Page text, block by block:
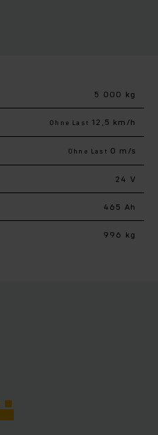
5 000 kg
Ohne Last 12,5 km/h
Ohne Last 0 m/s
24 V
465 Ah
996 kg